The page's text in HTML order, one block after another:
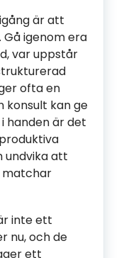
är att
igenom era
var uppstår
ofta en
konsult kan ge
handen är det
undvika att
matchar
inte ett
nu, och de
ett